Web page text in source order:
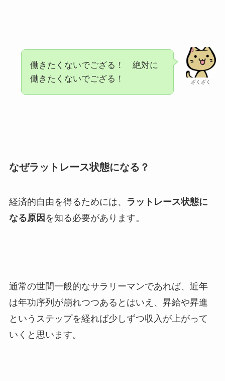
ざくざく
働きたくないでござる！ 絶対に
働きたくないでござる！
なぜラットレース状態になる？
経済的自由を得るためには、
ラットレース状態に
なる原因 を知る必要があります。
通常の世間一般的なサラリーマンであれば、近年
は年功序列が崩れつつあるとはいえ、昇給や昇進
というステップを経れば少しずつ収入が上がって
いくと思います。